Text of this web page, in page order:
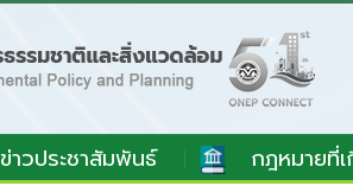
ข่าวประชาสัมพันธ์ กฎหมายที่